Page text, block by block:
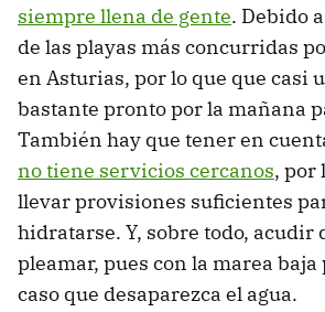
siempre llena de gente. Debido
de las playas más concurridas
en Asturias, por lo que que casi
bastante pronto por la mañana
También hay que tener en
no tiene servicios cercanos, por
llevar provisiones suficientes
hidratarse. Y, sobre todo, acudir
pleamar, pues con la marea baja
caso que desaparezca el agua.